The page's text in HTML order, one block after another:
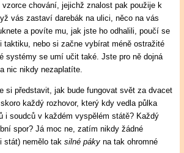
chování, jejichž znalost pak použije k
vás zastaví darebák na ulici, něco na vás
a povíte mu, jak jste ho odhalili, poučí se
taktiku, nebo si začne vybírat méně ostražité
systémy se umí učit také. Jste pro ně dojná
nic nikdy nezaplatíte.
si představit, jak bude fungovat svět za dvacet
každý rozhovor, který kdy vedla půlka
i soudců v každém vyspělém státě? Každý
spor? Já moc ne, zatím nikdy žádné
stát) nemělo taksilné páky na tak ohromné